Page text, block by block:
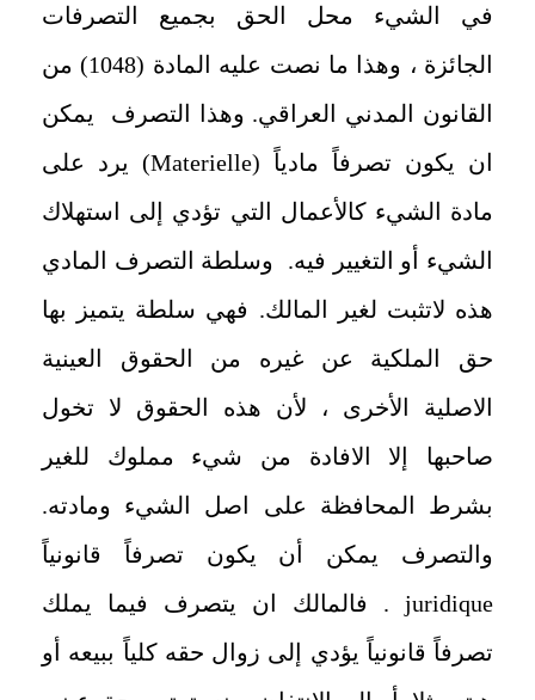
في الشيء محل الحق بجميع التصرفات
الجائزة ، وهذا ما نصت عليه المادة (1048) من
القانون المدني العراقي. وهذا التصرف يمكن
ان يكون تصرفاً مادياً (Materielle) يرد على
مادة الشيء كالأعمال التي تؤدي إلى استهلاك
الشيء أو التغيير فيه. وسلطة التصرف المادي
هذه لاتثبت لغير المالك. فهي سلطة يتميز بها
حق الملكية عن غيره من الحقوق العينية
الاصلية الأخرى ، لأن هذه الحقوق لا تخول
صاحبها إلا الافادة من شيء مملوك للغير
بشرط المحافظة على اصل الشيء ومادته.
والتصرف يمكن أن يكون تصرفاً قانونياً
juridique . فالمالك ان يتصرف فيما يملك
تصرفاً قانونياً يؤدي إلى زوال حقه كلياً ببيعه أو